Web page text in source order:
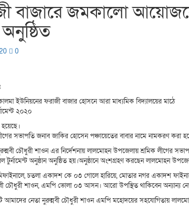
বাজারে জমকালো
0
ইউনিয়নের ফরাজী বাজার হোসনে আরা মাধ্যমিক বিদ্যালয়ের মাঠে
২০২০
সভাপতি জনাব জাকির হোসেন পঞ্চায়েতের বাবার নামে নামকরণ করা
চৌধুরী শাওন এর নির্দেশনায় লালমোহন উপজেলায় শ্রমিক লীগের
টুর্নামেন্ট অনুষ্ঠান অনুষ্ঠিত হয়।অনুষ্ঠানে অংশগ্রহণ করছেন লালমোহন
চতলা একাদশ কে ০৩ গোলে হারিয়ে, মোতার নগর একাদশ
চৌধুরী শাওন, এমপি ভোলা ০৩ আসন। আরো উপস্থিত থাকিবেন অন্যান্য
আমাদের নেতা নুরুন্নবী চৌধুরী শাওন এমপি মহোদয়ের সহযোগিতায়